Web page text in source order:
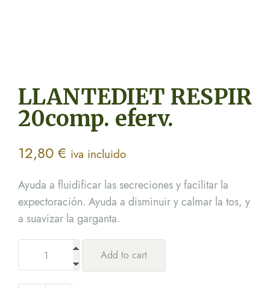
LLANTEDIET RESPIR
20comp. eferv.
12,80 € iva incluido
Ayuda a fluidificar las secreciones y facilitar la
expectoración. Ayuda a disminuir y calmar la tos, y
a suavizar la garganta.
Add to cart